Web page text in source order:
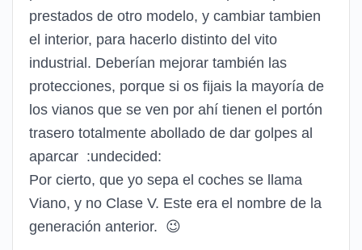
prestados de otro modelo, y cambiar tambien
el interior, para hacerlo distinto del vito
industrial. Deberían mejorar también las
protecciones, porque si os fijais la mayoría de
los vianos que se ven por ahí tienen el portón
trasero totalmente abollado de dar golpes al
aparcar :undecided:
Por cierto, que yo sepa el coches se llama
Viano, y no Clase V. Este era el nombre de la
generación anterior. 😉